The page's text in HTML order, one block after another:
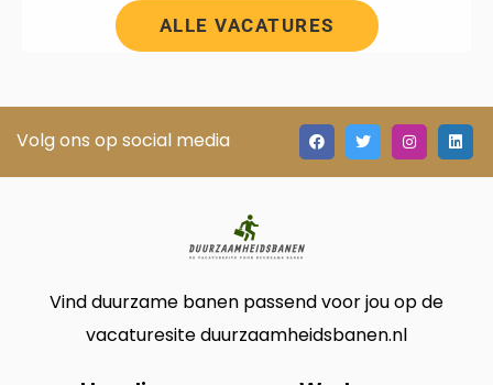
ALLE VACATURES
Volg ons op social media
Vind duurzame banen passend voor jou op de
vacaturesite duurzaamheidsbanen.nl